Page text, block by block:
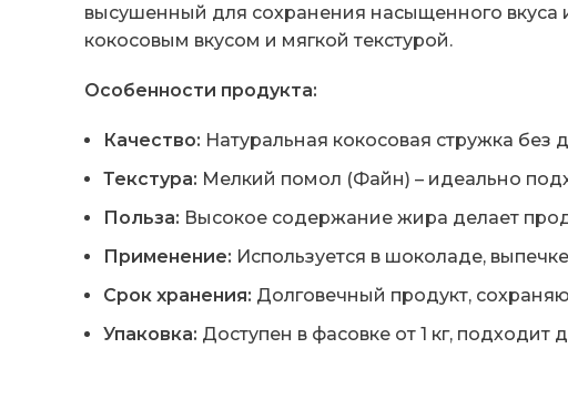
высушенный для сохранения насыщенного
кокосовым вкусом и мягкой текстурой.
Особенности продукта:
Качество: Натуральная кокосовая стружка без
Текстура: Мелкий помол (Файн) – идеально
Польза: Высокое содержание жира делает
Применение: Используется в шоколаде,
Срок хранения: Долговечный продукт,
Упаковка: Доступен в фасовке от 1 кг, подходит